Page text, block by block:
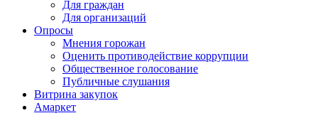
Для граждан
Для организаций
Опросы
Мнения горожан
Оценить противодействие коррупции
Общественное голосование
Публичные слушания
Витрина закупок
Амаркет